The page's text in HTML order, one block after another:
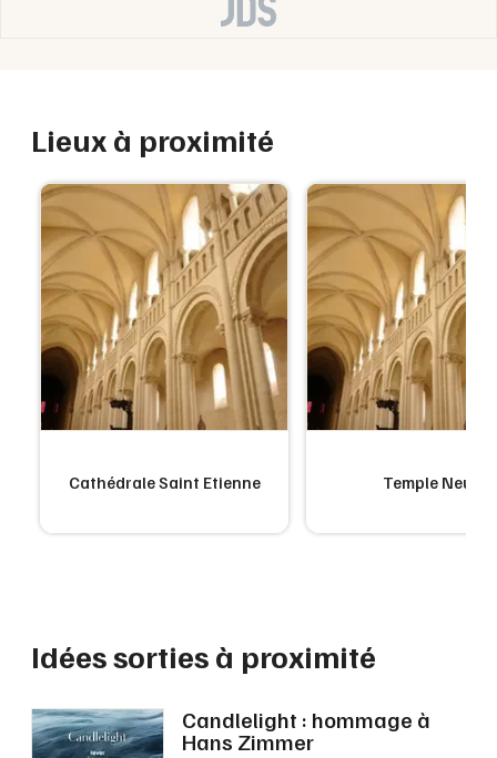
Lieux à proximité
Cathédrale Saint Etienne Temple Neuf
Idées sorties à proximité
Candlelight : hommage à
Hans Zimmer